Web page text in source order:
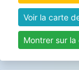
Voir la carte
Montrer sur la